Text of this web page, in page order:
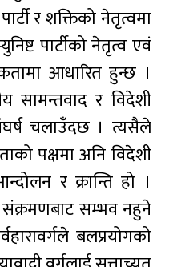
र शक्तिको नेतृत्वमा
पार्टीको नेतृत्व एवं
आधारित हुन्छ ।
सामन्तवाद र विदेशी
चलाउँदछ । त्यसैले
पक्षमा अनि विदेशी
र क्रान्ति हो ।
संक्रमणबाट सम्भव नहुने
बलप्रयोगको